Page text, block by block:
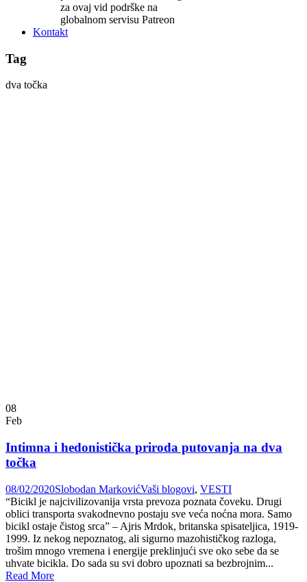
za ovaj vid podrške na
globalnom servisu Patreon
Kontakt
Tag
dva točka
08
Feb
Intimna i hedonistička priroda putovanja na dva
točka
08/02/2020Slobodan MarkovićVaši blogovi, VESTI
“Bicikl je najcivilizovanija vrsta prevoza poznata čoveku. Drugi
oblici transporta svakodnevno postaju sve veća noćna mora. Samo
bicikl ostaje čistog srca” – Ajris Mrdok, britanska spisateljica, 1919-
1999. Iz nekog nepoznatog, ali sigurno mazohističkog razloga,
trošim mnogo vremena i energije preklinjući sve oko sebe da se
uhvate bicikla. Do sada su svi dobro upoznati sa bezbrojnim...
Read More